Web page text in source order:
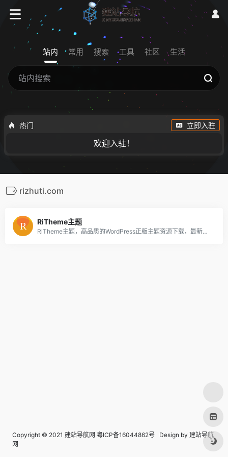
站内 常用 搜索 工具 社区 生活
热门 立即入驻
欢迎入驻！
rizhuti.com
RiTheme主题
RiTheme主题，高品质的WordPress正版主题资源下载，最新版riplus主题,ripro主题下载，正版ripro下载，ripro授权购买,顶尖的资源类付费类wordpress主题下载，高级WordPress主题开发，资源类网站程序源码开发首选。
Copyright © 2021 建站导航网 粤ICP备16044862号 Design by 建站导航
网